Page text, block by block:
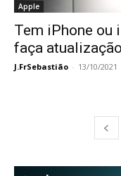
Apple
Tem iPhone ou
faça
J.FrSebastião - 13/10/2021